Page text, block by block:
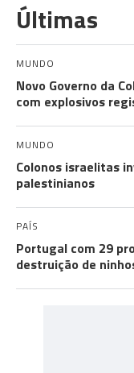
Últimas
MUNDO
Novo Governo da
com explosivos
MUNDO
Colonos israelitas
palestinianos
PAÍS
Portugal com 29
destruição de